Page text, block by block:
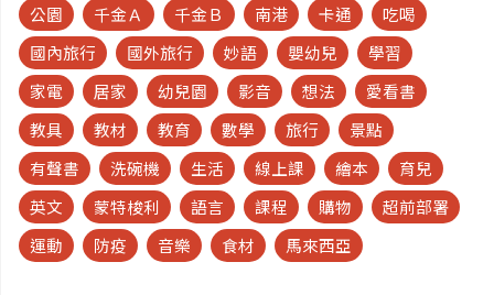
公園
千金Ａ 千金Ｂ 南港 卡通
吃喝
國內旅行
國外旅行 妙語 嬰幼兒
學習
家電
居家 幼兒園 影音 想法
愛看書
教具
教材 教育 數學 旅行
景點
有聲書
洗碗機 生活 線上課 繪本
育兒
英文
蒙特梭利 語言 課程 購物
超前部署
運動
防疫 音樂 食材 馬來西亞